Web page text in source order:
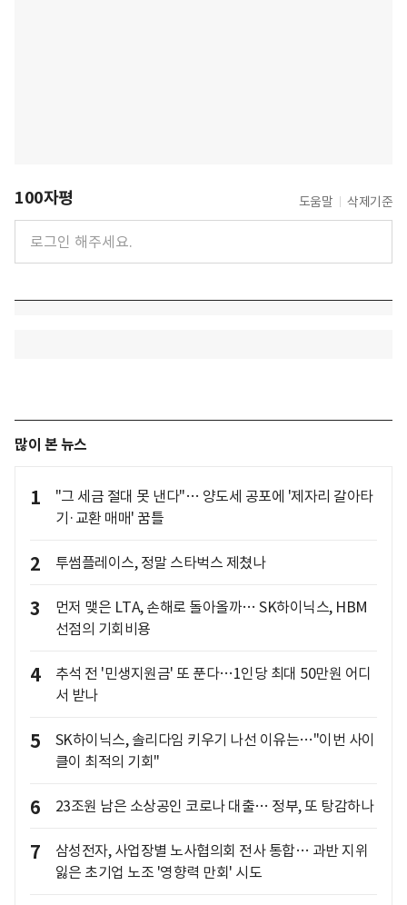
100자평 도움말 삭제기준
많이 본 뉴스
1
"그 세금 절대 못 낸다"… 양도세 공포에 '제자리 갈아타
기·교환 매매' 꿈틀
2 투썸플레이스, 정말 스타벅스 제쳤나
3
먼저 맺은 LTA, 손해로 돌아올까… SK하이닉스, HBM
선점의 기회비용
4
추석 전 '민생지원금' 또 푼다…1인당 최대 50만원 어디
서 받나
5
SK하이닉스, 솔리다임 키우기 나선 이유는…"이번 사이
클이 최적의 기회"
6 23조원 남은 소상공인 코로나 대출… 정부, 또 탕감하나
7
삼성전자, 사업장별 노사협의회 전사 통합… 과반 지위
잃은 초기업 노조 '영향력 만회' 시도